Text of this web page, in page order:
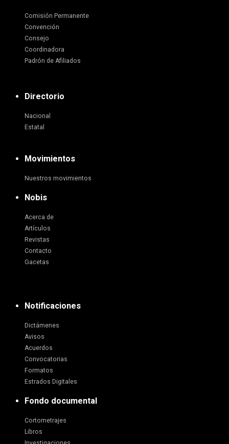
Comisión Permanente
Convención
Consejo
Coordinadora
Padrón de Afiliados
Directorio
Nacional
Estatal
Movimientos
Nuestros movimientos
Nobis
Acerca de
Artículos
Revistas
Contacto
Gacetas
Notificaciones
Dictámenes
Avisos
Acuerdos
Convocatorias
Formatos
Estrados Digitales
Fondo documental
Cortometrajes
Libros